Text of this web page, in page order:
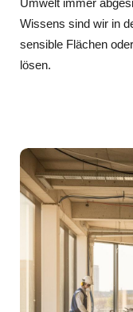
Wissens sind wir in
sensible Flächen
lösen.